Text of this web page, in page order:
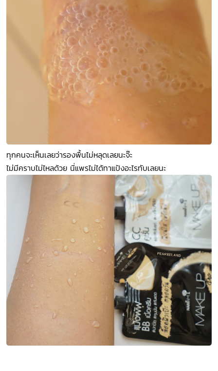
ทุกคนจะเห็นเลยว่ารองพื้นไม่หลุดเลยนะจ๊ะ
ไม่มีคราบไม่ไหลด้วย นี่แพรไม่ได้ทาแป้งอะไรทับเลยนะ